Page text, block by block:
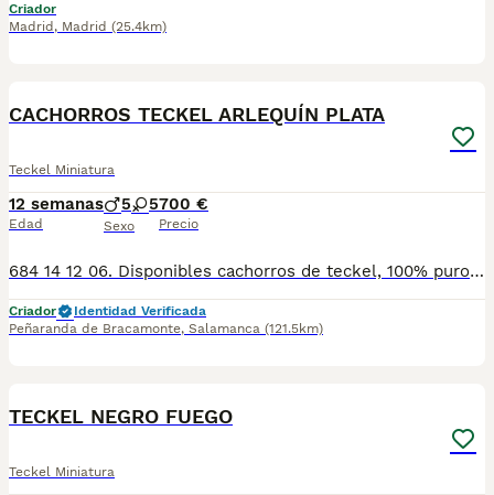
Criador
Madrid , Madrid (25.4km)
CACHORROS TECKEL ARLEQUÍN PLATA
Teckel Miniatura
12 semanas
Edad
5 5
Sexo
700 €
Precio
684 14 12 06. Disponibles cachorros de teckel, 100% puros, con su certificado de pureza. Cachorros nacionales, criados en ambiente familiar, con mas de 15 años de experiencia. Calidad excelente, muy buen carácter y una perfecta morfología. Se entregan vacunados, desparasitados, con cartilla sanitaria, chip, pasaporte, contrato de compraventa y garantías víricas y congénitas por escrito. No busques más, ponte en contacto con nosotros a través de WhatsApp o llamadas en el 684 14 12 06 o encuéntranos en Instagram en @mascotas_ops
Criador
Identidad Verificada
Peñaranda de Bracamonte, Salamanca (121.5km)
TECKEL NEGRO FUEGO
Teckel Miniatura